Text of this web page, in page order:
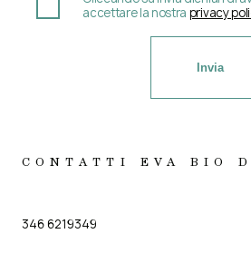
accettare la nostra privacy
CONTATTI EVA BIO
346 6219349